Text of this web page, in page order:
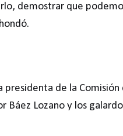
demostrar que
presidenta de la
Báez Lozano y los